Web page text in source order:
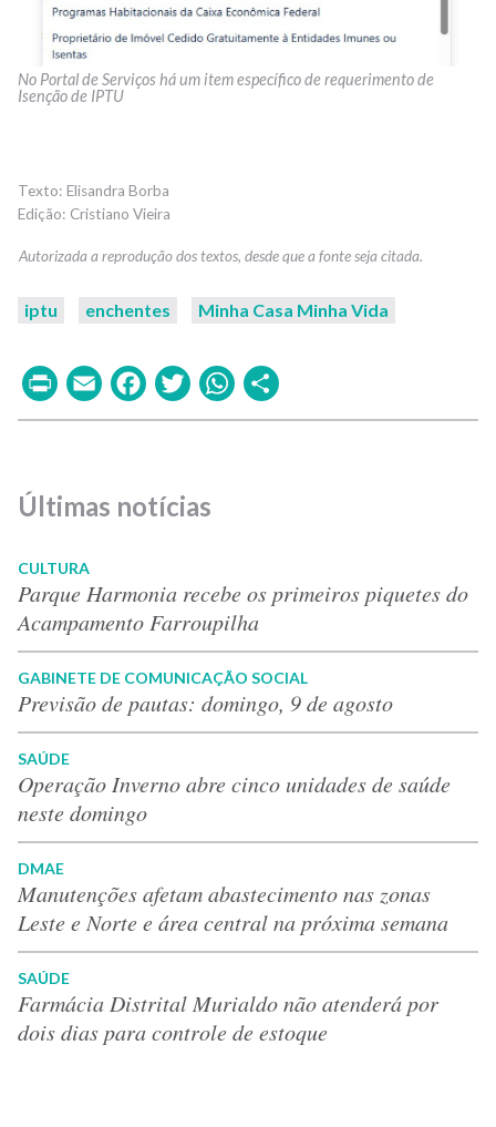
No Portal de Serviços há um item específico de requerimento de
Isenção de IPTU
Elisandra Borba
Cristiano Vieira
iptu enchentes Minha Casa Minha Vida
PrintEmailFacebook
TwitterWhatsApp
Últimas notícias
CULTURA
Parque Harmonia recebe os primeiros piquetes do
Acampamento Farroupilha
GABINETE DE COMUNICAÇÃO SOCIAL
Previsão de pautas: domingo, 9 de agosto
SAÚDE
Operação Inverno abre cinco unidades de saúde
neste domingo
DMAE
Manutenções afetam abastecimento nas zonas
Leste e Norte e área central na próxima semana
SAÚDE
Farmácia Distrital Murialdo não atenderá por
dois dias para controle de estoque